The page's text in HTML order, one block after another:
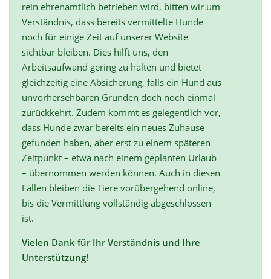
rein ehrenamtlich betrieben wird, bitten wir um
Verständnis, dass bereits vermittelte Hunde
noch für einige Zeit auf unserer Website
sichtbar bleiben. Dies hilft uns, den
Arbeitsaufwand gering zu halten und bietet
gleichzeitig eine Absicherung, falls ein Hund aus
unvorhersehbaren Gründen doch noch einmal
zurückkehrt. Zudem kommt es gelegentlich vor,
dass Hunde zwar bereits ein neues Zuhause
gefunden haben, aber erst zu einem späteren
Zeitpunkt – etwa nach einem geplanten Urlaub
– übernommen werden können. Auch in diesen
Fällen bleiben die Tiere vorübergehend online,
bis die Vermittlung vollständig abgeschlossen
ist.
Vielen Dank für Ihr Verständnis und Ihre
Unterstützung!